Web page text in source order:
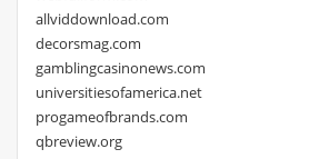
allviddownload.com
decorsmag.com
gamblingcasinonews.com
universitiesofamerica.net
progameofbrands.com
qbreview.org